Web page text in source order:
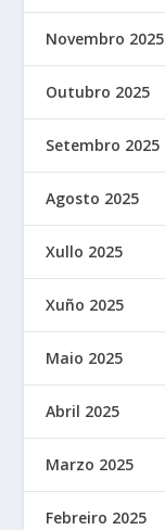
Novembro 2025
Outubro 2025
Setembro 2025
Agosto 2025
Xullo 2025
Xuño 2025
Maio 2025
Abril 2025
Marzo 2025
Febreiro 2025